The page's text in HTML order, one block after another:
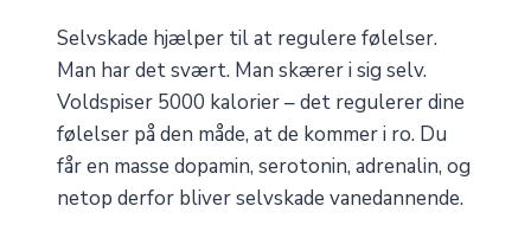
Selvskade hjælper til at regulere følelser.
Man har det svært. Man skærer i sig selv.
Voldspiser 5000 kalorier – det regulerer dine
følelser på den måde, at de kommer i ro. Du
får en masse dopamin, serotonin, adrenalin, og
netop derfor bliver selvskade vanedannende.